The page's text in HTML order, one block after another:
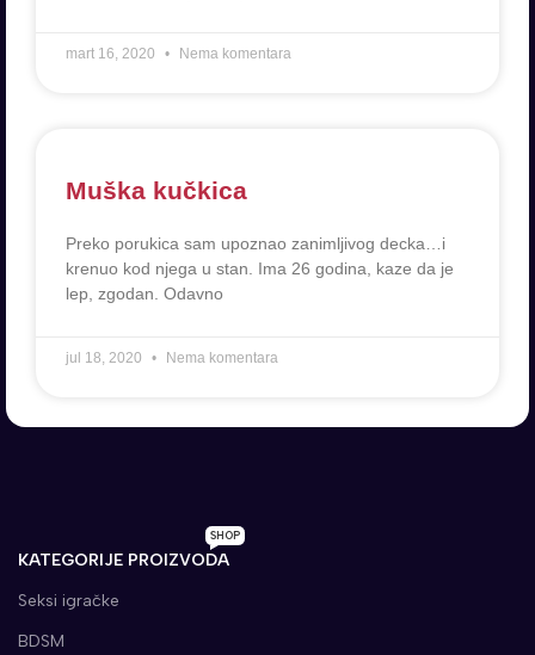
mart 16, 2020 Nema komentara
Muška kučkica
Preko porukica sam upoznao zanimljivog decka…i
krenuo kod njega u stan. Ima 26 godina, kaze da je
lep, zgodan. Odavno
jul 18, 2020 Nema komentara
KATEGORIJE PROIZVODA
SHOP
Seksi igračke
BDSM